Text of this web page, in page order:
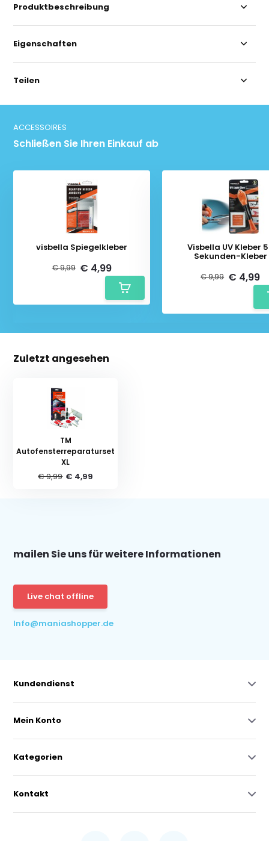
Produktbeschreibung
Eigenschaften
Teilen
ACCESSOIRES
Schließen Sie Ihren Einkauf ab
visbella Spiegelkleber
€ 9,99 € 4,99
Visbella UV Kleber 5-
Sekunden-Kleber
€ 9,99 € 4,99
Zuletzt angesehen
TM
Autofensterreparaturset
XL
€ 9,99 € 4,99
mailen Sie uns für weitere Informationen
Live chat offline
Info@maniashopper.de
Kundendienst
Mein Konto
Kategorien
Kontakt